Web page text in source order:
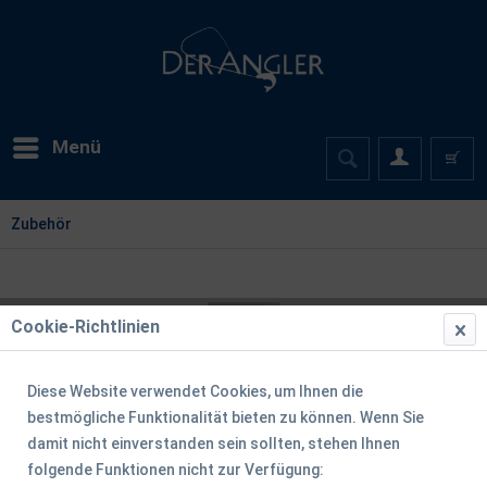
Menü
Zubehör
Cookie-Richtlinien
Diese Website verwendet Cookies, um Ihnen die
bestmögliche Funktionalität bieten zu können. Wenn Sie
damit nicht einverstanden sein sollten, stehen Ihnen
folgende Funktionen nicht zur Verfügung: